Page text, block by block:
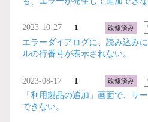
2023-10-27 1 改修済み
エラーダイアログに、読み込み
ルの行番号が表示されない。
2023-08-17 1 改修済み
「利用製品の追加」画面で、サ
できない。